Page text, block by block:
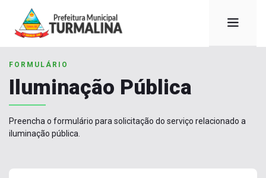
FORMULÁRIO
Iluminação Pública
Preencha o formulário para solicitação do serviço relacionado a
iluminação pública.